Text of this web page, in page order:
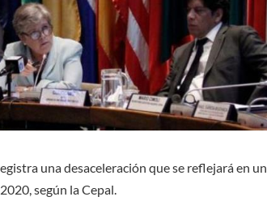
una desaceleración que se reflejará en un
según la Cepal.